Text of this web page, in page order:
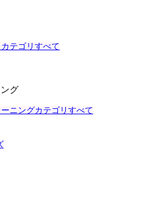
テゴリすべて
グ
ニングカテゴリすべて